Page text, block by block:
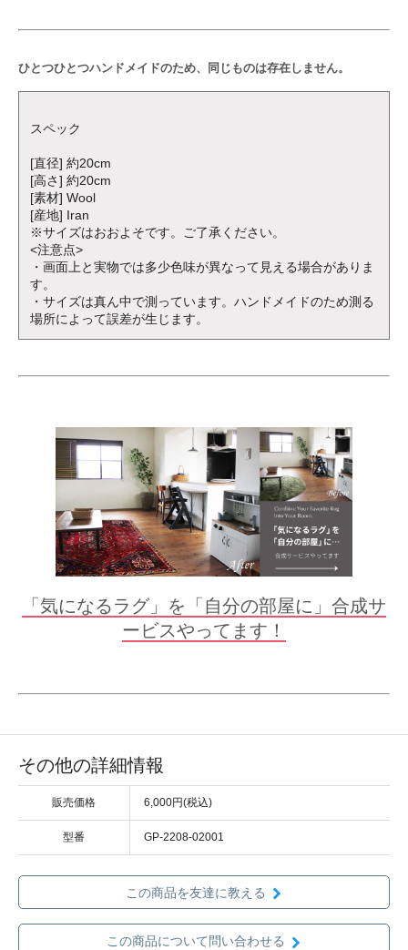
ひとつひとつハンドメイドのため、同じものは存在しません。
スペック
[直径] 約20cm
[高さ] 約20cm
[素材] Wool
[産地] Iran
※サイズはおおよそです。ご了承ください。
<注意点>
・画面上と実物では多少色味が異なって見える場合がありま
す。
・サイズは真ん中で測っています。ハンドメイドのため測る
場所によって誤差が生じます。
「気になるラグ」を「自分の部屋に」合成サ
ービスやってます！
その他の詳細情報
販売価格 6,000円(税込)
型番 GP-2208-02001
この商品を友達に教える
この商品について問い合わせる